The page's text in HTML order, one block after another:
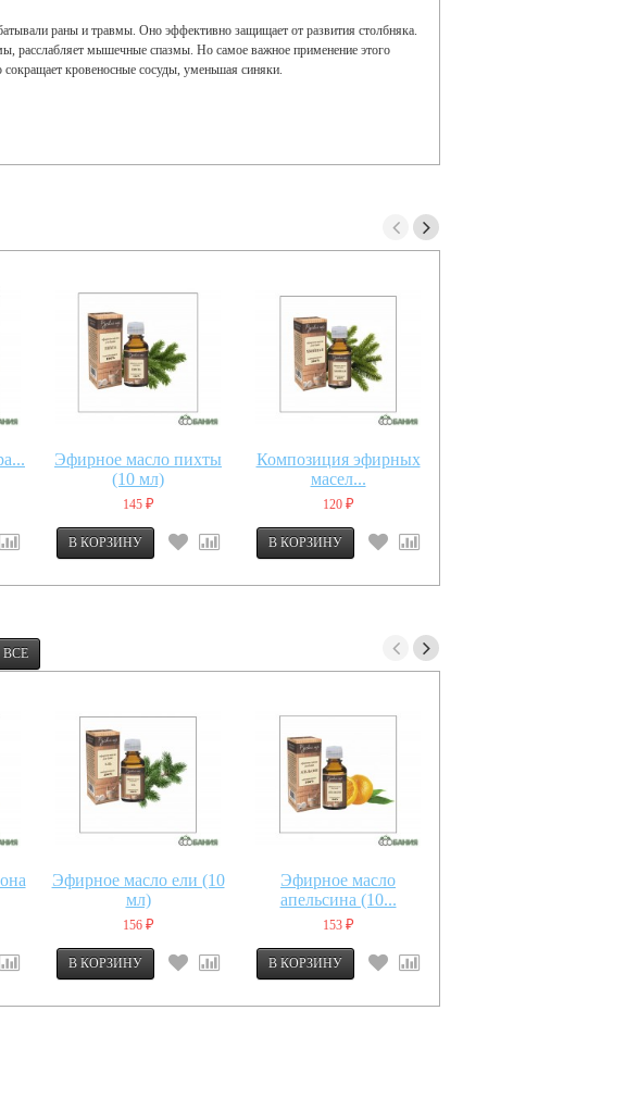
раны и травмы. Оно эффективно защищает от развития столбняка.
расслабляет мышечные спазмы. Но самое важное применение этого
кровеносные сосуды, уменьшая синяки.
Эфирное масло пихты
(10 мл)
145 ₽
Композиция эфирных
масел...
120 ₽
Эфирное масло ели (10
мл)
156 ₽
Эфирное масло
апельсина (10...
153 ₽